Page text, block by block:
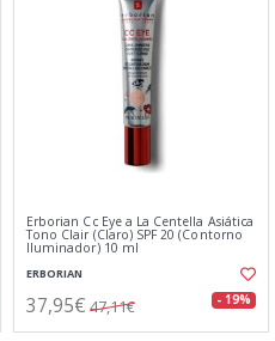
Erborian Cc Eye a La Centella Asiática
Tono Clair (Claro) SPF 20 (Contorno
Iluminador) 10 ml
ERBORIAN
37,95€ 47,11€ - 19%